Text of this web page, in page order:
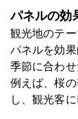
パネルの効
観光地のテ
パネルを効
季節に合わせ
例えば、桜
し、観光客